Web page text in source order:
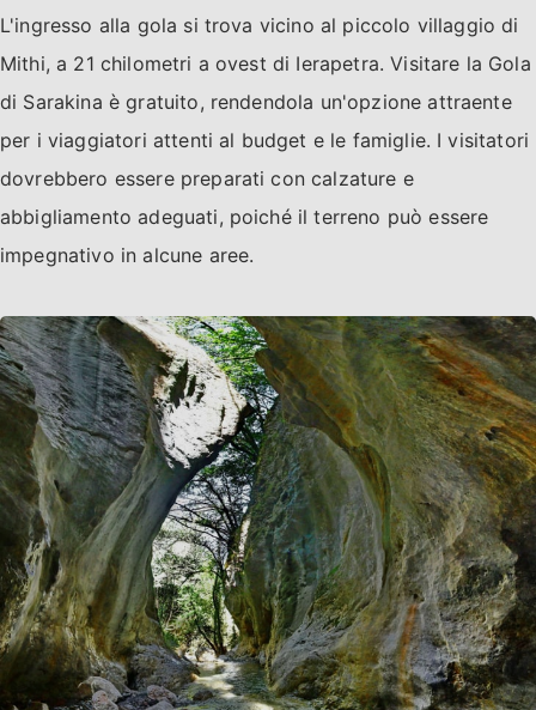
L'ingresso alla gola si trova vicino al piccolo villaggio di
Mithi, a 21 chilometri a ovest di Ierapetra. Visitare la Gola
di Sarakina è gratuito, rendendola un'opzione attraente
per i viaggiatori attenti al budget e le famiglie. I visitatori
dovrebbero essere preparati con calzature e
abbigliamento adeguati, poiché il terreno può essere
impegnativo in alcune aree.